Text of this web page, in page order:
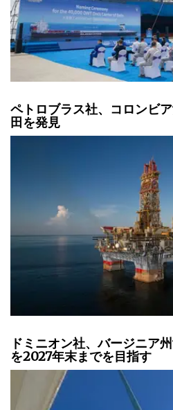
ペトロブラス社、コロンビ
田を発見
ドミニオン社、バージニア
を2027年末までを目指す